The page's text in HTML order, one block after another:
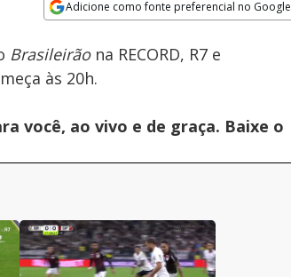
Adicione como fonte preferencial no Google
Velocidade
Brasileirãona RECORD, R7 e
às 20h.
você, ao vivo e de graça. Baixe o